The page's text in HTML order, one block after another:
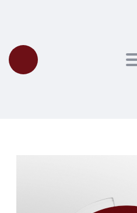
Toggle navigation